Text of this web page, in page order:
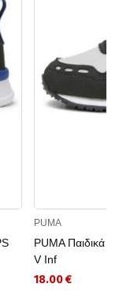
PUMA
PUMA Παιδικά
V Inf
18.00 €